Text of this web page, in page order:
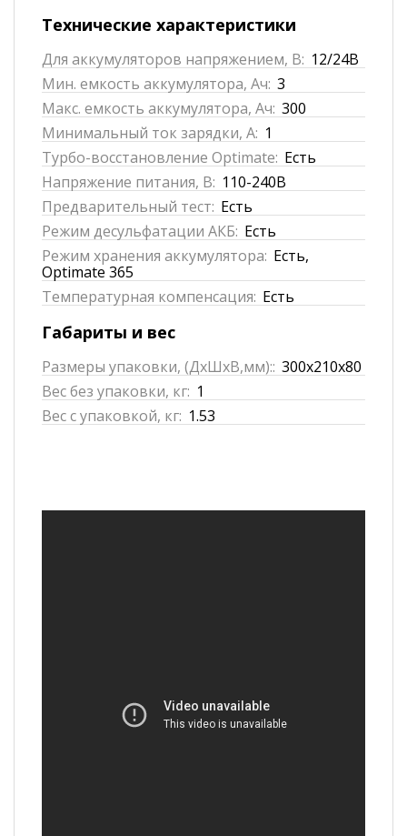
Технические характеристики
Для аккумуляторов напряжением, В: 12/24В
Мин. емкость аккумулятора, Ач: 3
Макс. емкость аккумулятора, Ач: 300
Минимальный ток зарядки, А: 1
Турбо-восстановление Optimate: Есть
Напряжение питания, В: 110-240В
Предварительный тест: Есть
Режим десульфатации АКБ: Есть
Режим хранения аккумулятора: Есть,
Optimate 365
Температурная компенсация: Есть
Габариты и вес
Размеры упаковки, (ДхШхВ,мм):: 300х210х80
Вес без упаковки, кг: 1
Вес с упаковкой, кг: 1.53